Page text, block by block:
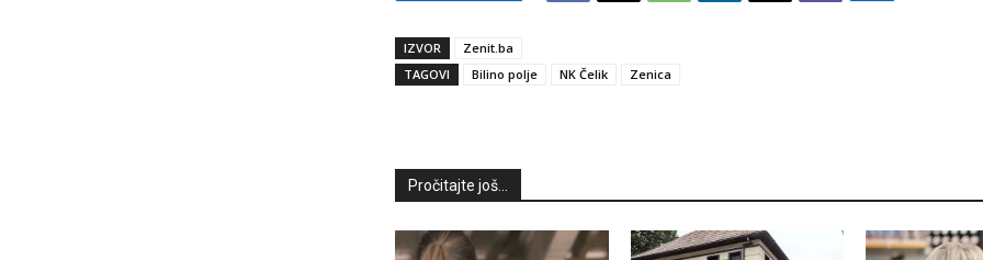
IZVOR
Zenit.ba
TAGOVI
Bilino polje NK Čelik Zenica
Pročitajte još...